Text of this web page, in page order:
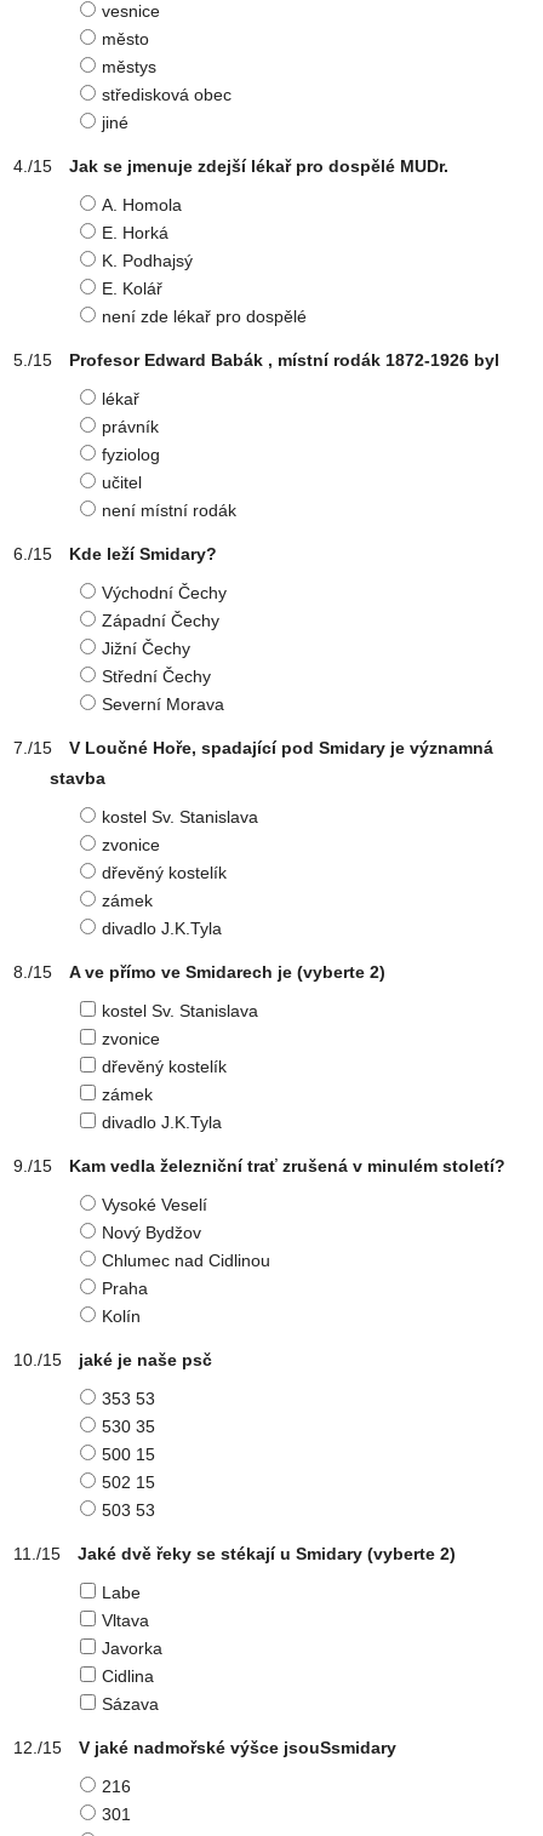
vesnice
město
městys
středisková obec
jiné
Jak se jmenuje zdejší lékař pro dospělé MUDr.
A. Homola
E. Horká
K. Podhajsý
E. Kolář
není zde lékař pro dospělé
Profesor Edward Babák , místní rodák 1872-1926 byl
lékař
právník
fyziolog
učitel
není místní rodák
Kde leží Smidary?
Východní Čechy
Západní Čechy
Jižní Čechy
Střední Čechy
Severní Morava
V Loučné Hoře, spadající pod Smidary je významná
stavba
kostel Sv. Stanislava
zvonice
dřevěný kostelík
zámek
divadlo J.K.Tyla
A ve přímo ve Smidarech je (vyberte 2)
kostel Sv. Stanislava
zvonice
dřevěný kostelík
zámek
divadlo J.K.Tyla
Kam vedla železniční trať zrušená v minulém století?
Vysoké Veselí
Nový Bydžov
Chlumec nad Cidlinou
Praha
Kolín
jaké je naše psč
353 53
530 35
500 15
502 15
503 53
Jaké dvě řeky se stékají u Smidary (vyberte 2)
Labe
Vltava
Javorka
Cidlina
Sázava
V jaké nadmořské výšce jsouSsmidary
216
301